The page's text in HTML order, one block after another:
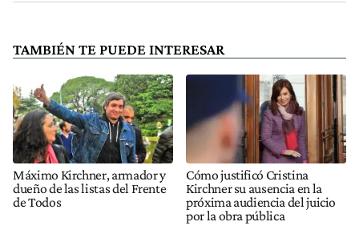
TAMBIÉN TE PUEDE INTERESAR
Máximo Kirchner, armador y
dueño de las listas del Frente
de Todos
Cómo justificó Cristina
Kirchner su ausencia en la
próxima audiencia del juicio
por la obra pública